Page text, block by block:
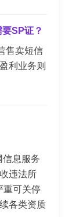
SP证？
售卖短信
利业务则
信息服务
违法所
重可关停
各类资质